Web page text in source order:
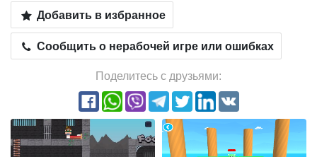
Добавить в избранное
Сообщить о нерабочей игре или ошибках
Поделитесь с друзьями: